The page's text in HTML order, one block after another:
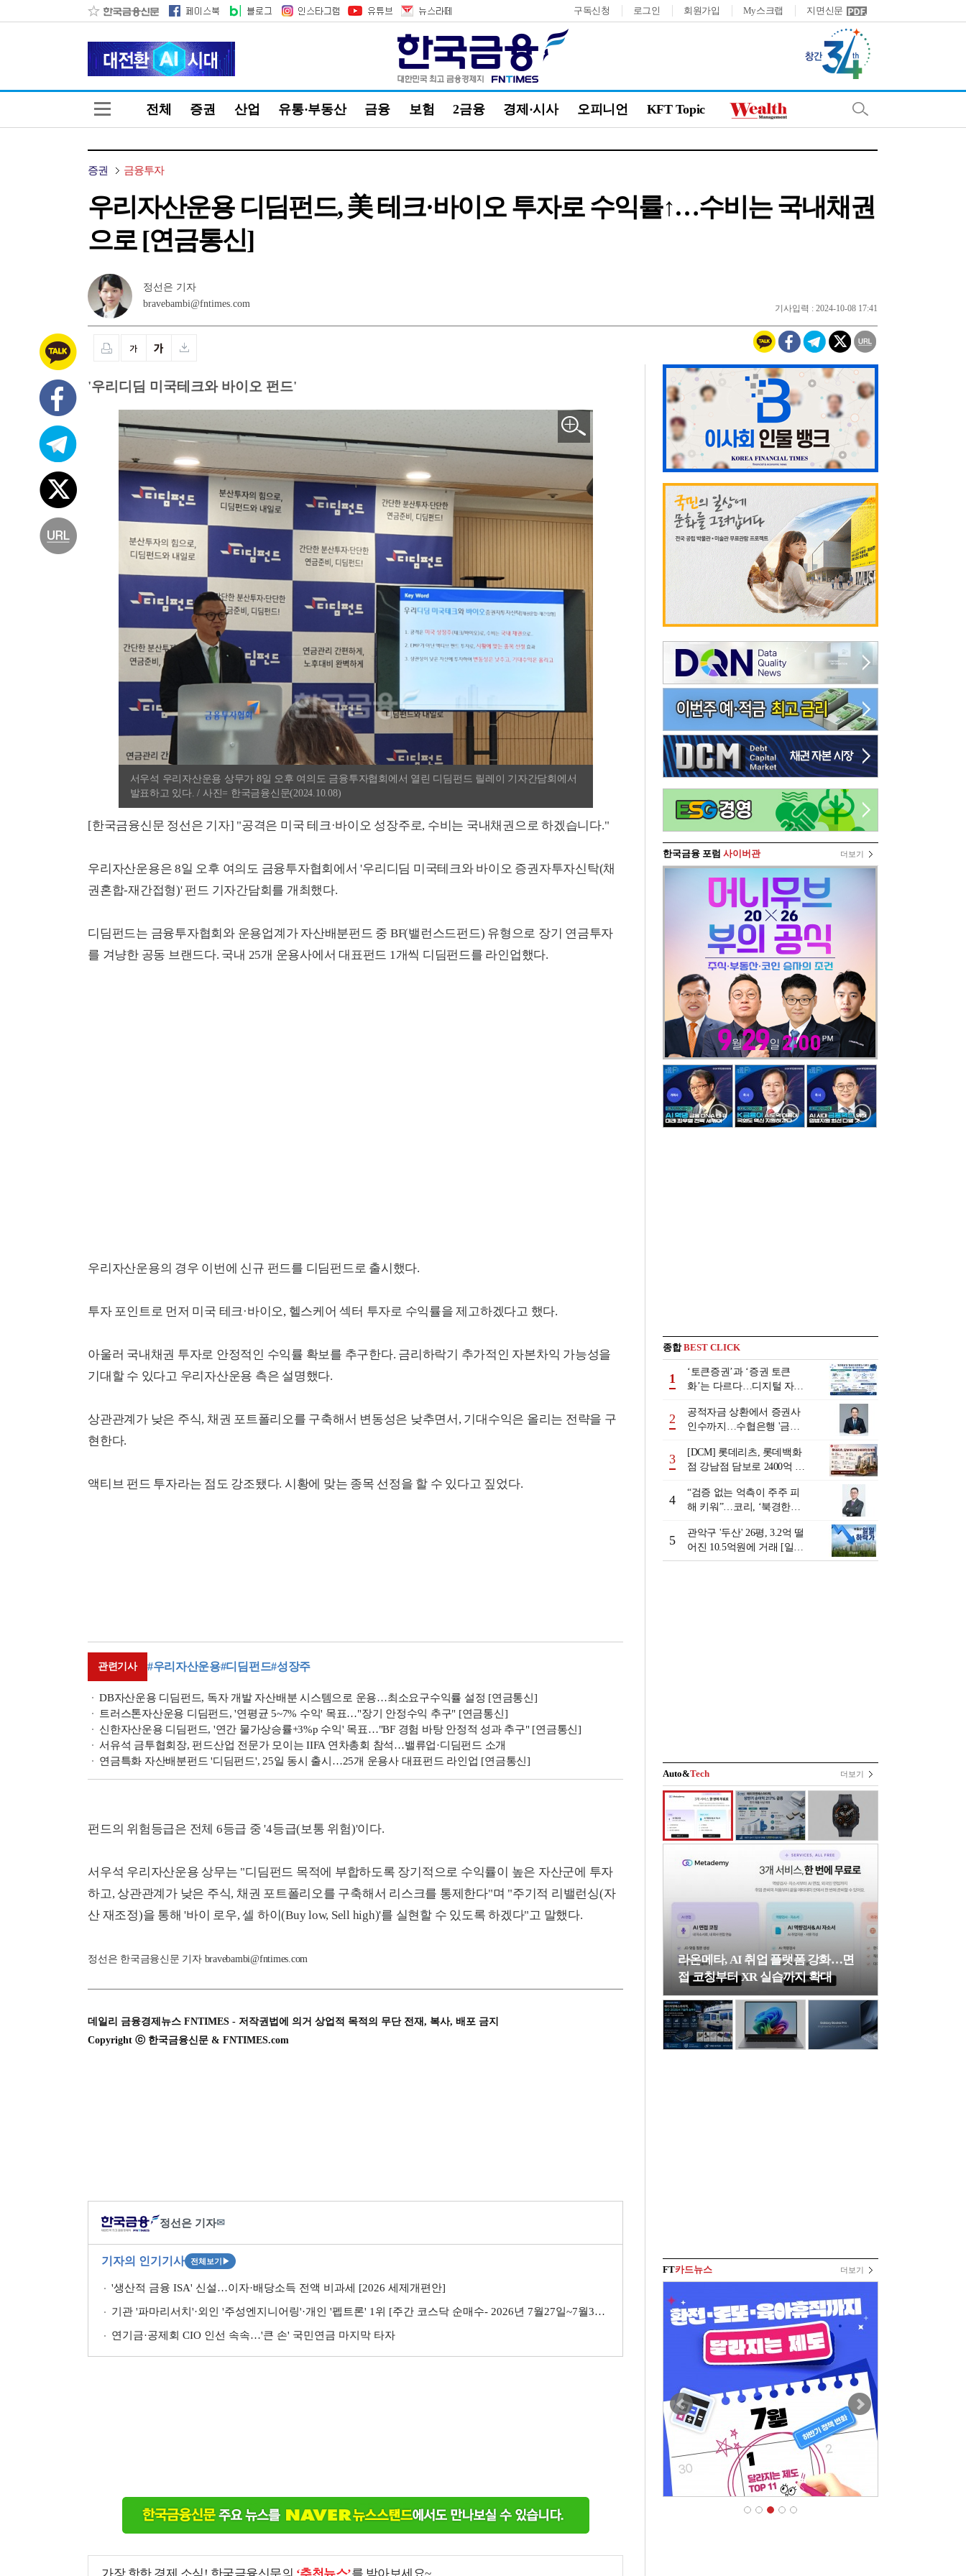
구독신청 로그인 회원가입 My스크랩 지면신문
전체 증권 산업 유통·부동산 금융 보험 2금융 경제·시사 오피니언 KFT Topic
증권 금융투자
우리자산운용 디딤펀드, 美 테크·바이오 투자로 수익률↑…수비는 국내채권
으로 [연금통신]
정선은 기자
bravebambi@fntimes.com
기사입력 : 2024-10-08 17:41
'우리디딤 미국테크와 바이오 펀드'
서우석 우리자산운용 상무가 8일 오후 여의도 금융투자협회에서 열린 디딤펀드 릴레이 기자간담회에서
발표하고 있다. / 사진= 한국금융신문(2024.10.08)
[한국금융신문 정선은 기자] "공격은 미국 테크·바이오 성장주로, 수비는 국내채권으로 하겠습니다."
우리자산운용은 8일 오후 여의도 금융투자협회에서 '우리디딤 미국테크와 바이오 증권자투자신탁(채
권혼합-재간접형)' 펀드 기자간담회를 개최했다.
디딤펀드는 금융투자협회와 운용업계가 자산배분펀드 중 BF(밸런스드펀드) 유형으로 장기 연금투자
를 겨냥한 공동 브랜드다. 국내 25개 운용사에서 대표펀드 1개씩 디딤펀드를 라인업했다.
우리자산운용의 경우 이번에 신규 펀드를 디딤펀드로 출시했다.
투자 포인트로 먼저 미국 테크·바이오, 헬스케어 섹터 투자로 수익률을 제고하겠다고 했다.
아울러 국내채권 투자로 안정적인 수익률 확보를 추구한다. 금리하락기 추가적인 자본차익 가능성을
기대할 수 있다고 우리자산운용 측은 설명했다.
상관관계가 낮은 주식, 채권 포트폴리오를 구축해서 변동성은 낮추면서, 기대수익은 올리는 전략을 구
현한다.
액티브 펀드 투자라는 점도 강조됐다. 시황에 맞는 종목 선정을 할 수 있다고 짚었다.
관련기사 #우리자산운용#디딤펀드#성장주
DB자산운용 디딤펀드, 독자 개발 자산배분 시스템으로 운용…최소요구수익률 설정 [연금통신]
트러스톤자산운용 디딤펀드, '연평균 5~7% 수익' 목표…"장기 안정수익 추구" [연금통신]
신한자산운용 디딤펀드, '연간 물가상승률+3%p 수익' 목표…"BF 경험 바탕 안정적 성과 추구" [연금통신]
서유석 금투협회장, 펀드산업 전문가 모이는 IIFA 연차총회 참석…밸류업·디딤펀드 소개
연금특화 자산배분펀드 '디딤펀드', 25일 동시 출시…25개 운용사 대표펀드 라인업 [연금통신]
펀드의 위험등급은 전체 6등급 중 '4등급(보통 위험)'이다.
서우석 우리자산운용 상무는 "디딤펀드 목적에 부합하도록 장기적으로 수익률이 높은 자산군에 투자
하고, 상관관계가 낮은 주식, 채권 포트폴리오를 구축해서 리스크를 통제한다"며 "주기적 리밸런싱(자
산 재조정)을 통해 '바이 로우, 셀 하이(Buy low, Sell high)'를 실현할 수 있도록 하겠다"고 말했다.
정선은 한국금융신문 기자 bravebambi@fntimes.com
데일리 금융경제뉴스 FNTIMES - 저작권법에 의거 상업적 목적의 무단 전재, 복사, 배포 금지
Copyright ⓒ 한국금융신문 & FNTIMES.com
정선은 기자✉
기자의 인기기사 전체보기 ▶
'생산적 금융 ISA' 신설…이자·배당소득 전액 비과세 [2026 세제개편안]
기관 '파마리서치'·외인 '주성엔지니어링'·개인 '펩트론' 1위 [주간 코스닥 순매수- 2026년 7월27일~7월31일]
연기금·공제회 CIO 인선 속속…'큰 손' 국민연금 마지막 타자
한국금융 포럼 사이버관 더보기
종합BEST CLICK
1
‘토큰증권’과 ‘증권 토큰
화’는 다르다…디지털 자본
2
공적자금 상환에서 증권사
인수까지…수협은행 '금융
행 금융그룹의 꿈①]
3
[DCM] 롯데리츠, 롯데백화
점 강남점 담보로 2400억 조
4
“검증 없는 억측이 주주 피
해 키워”…코리, ‘북경한미
5
관악구 '두산' 26평, 3.2억 떨
어진 10.5억원에 거래 [일일
하락가]
Auto&Tech 더보기
라온메타, AI 취업 플랫폼 강화…면
접 코칭부터 XR 실습까지 확대
FT카드뉴스 더보기